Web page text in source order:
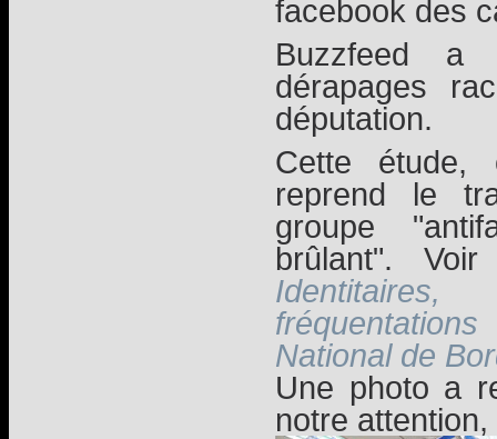
facebook des
Buzzfeed a
dérapages
députation.
Cette étude,
reprend le
groupe
brûlant".
National de
Une photo a
notre attention,